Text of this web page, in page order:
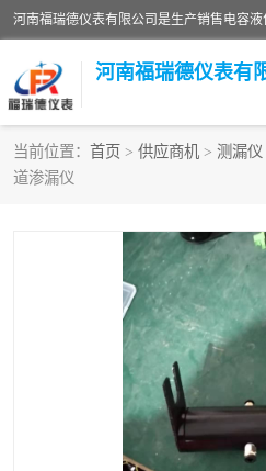
河南福瑞德仪表有
当前位置： 首页 > 供应商机 > 测漏仪
道渗漏仪
液位计